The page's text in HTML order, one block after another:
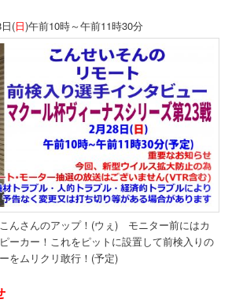
(日)午前10時～午前11時30分
んさんのアップ！(ウぇ) モニター前にはカ
ーカー！これをピットに設置して前検入りの
をムリクリ敢行！(予定)